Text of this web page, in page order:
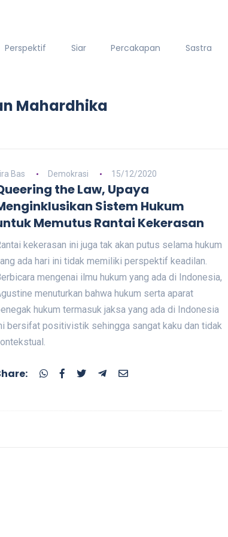
Perspektif Siar Percakapan Sastra
Mahardhika
Bas Demokrasi 15/12/2020
the Law, Upaya
Sistem Hukum
Memutus Rantai Kekerasan
kekerasan ini juga tak akan putus selama hukum
ada hari ini tidak memiliki perspektif keadilan.
mengenai ilmu hukum yang ada di Indonesia,
menuturkan bahwa hukum serta aparat
hukum termasuk jaksa yang ada di Indonesia
bersifat positivistik sehingga sangat kaku dan tidak